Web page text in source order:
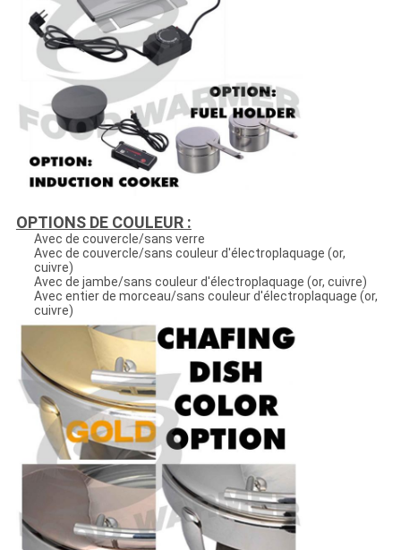
OPTIONS DE COULEUR :
Avec de couvercle/sans verre
Avec de couvercle/sans couleur d'électroplaquage (or,
cuivre)
Avec de jambe/sans couleur d'électroplaquage (or, cuivre)
Avec entier de morceau/sans couleur d'électroplaquage (or,
cuivre)